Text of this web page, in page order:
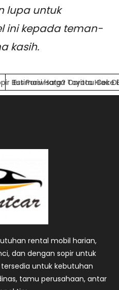
lupa untuk
ini kepada teman-
kasih.
Bus Pariwisata? Caritau Cek
Estimasi Harga Toyota Hiace
rental mobil harian,
dan dengan sopir untuk
untuk kebutuhan
tamu perusahaan, antar